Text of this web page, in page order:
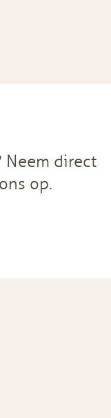
Neem direct
op.